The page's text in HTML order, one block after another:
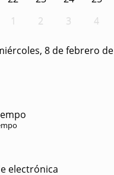
1 2 3 4
8 de febrero de
electrónica